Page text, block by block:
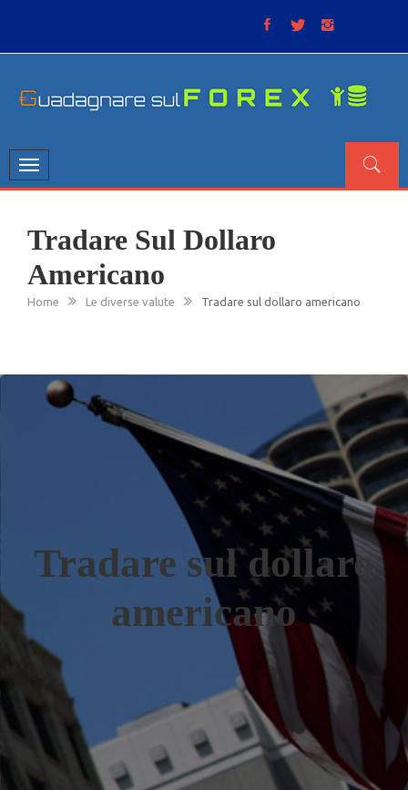
Toggle
navigation
Tradare Sul Dollaro
Americano
Home Le diverse valute Tradare sul dollaro americano
Tradare sul dollaro
americano